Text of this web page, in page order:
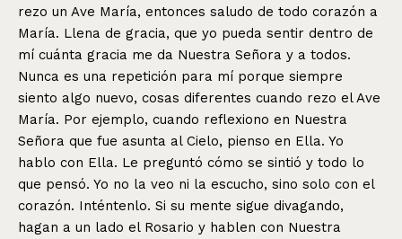
rezo un Ave María, entonces saludo de todo corazón a
María. Llena de gracia, que yo pueda sentir dentro de
mí cuánta gracia me da Nuestra Señora y a todos.
Nunca es una repetición para mí porque siempre
siento algo nuevo, cosas diferentes cuando rezo el Ave
María. Por ejemplo, cuando reflexiono en Nuestra
Señora que fue asunta al Cielo, pienso en Ella. Yo
hablo con Ella. Le preguntó cómo se sintió y todo lo
que pensó. Yo no la veo ni la escucho, sino solo con el
corazón. Inténtenlo. Si su mente sigue divagando,
hagan a un lado el Rosario y hablen con Nuestra